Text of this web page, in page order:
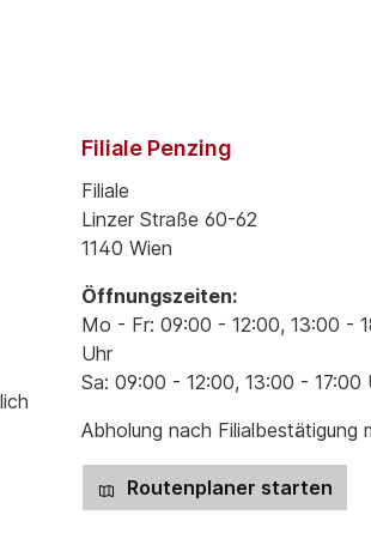
Filiale Penzing
Filiale
Linzer Straße 60-62
1140 Wien
Öffnungszeiten:
Mo - Fr: 09:00 - 12:00, 13:00 -
Uhr
Sa: 09:00 - 12:00, 13:00 - 17:00
Abholung nach Filialbestätigung
Routenplaner starten